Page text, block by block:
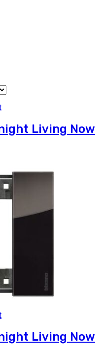
Living Now
Living Now